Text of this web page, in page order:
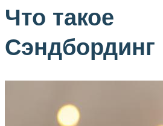
Что такое
Сэндбординг